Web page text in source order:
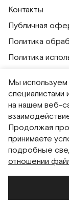
Контакты
Публичная
Политика
Политика
Согласие на
Система
Русский English
Мы
специалистами
на нашем веб-
Продолжая
принимаете
подробные
отношении